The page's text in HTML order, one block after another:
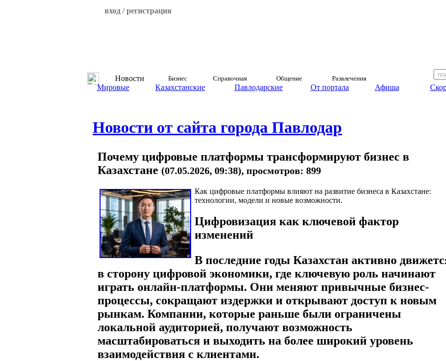
вход / регистрация
Новости Бизнес Справочная Общение Развлечения
Мировые Казахстанские Павлодарские От портала Афиша
Новости от сайта города Павлодар
Почему цифровые платформы трансформируют бизнес в
Казахстане (07.05.2026, 09:38), просмотров: 899
Как цифровые платформы влияют на развитие бизнеса в Казахстане:
технологии, модели и новые возможности.
Цифровизация как ключевой фактор
изменений
В последние годы Казахстан активно
в сторону цифровой экономики, где ключевую роль начинают
играть онлайн-платформы. Они меняют привычные бизнес-
процессы, сокращают издержки и открывают доступ к новым
рынкам. Компании, которые раньше были ограничены
локальной аудиторией, получают возможность
масштабироваться и выходить на более широкий уровень
взаимодействия с клиентами.